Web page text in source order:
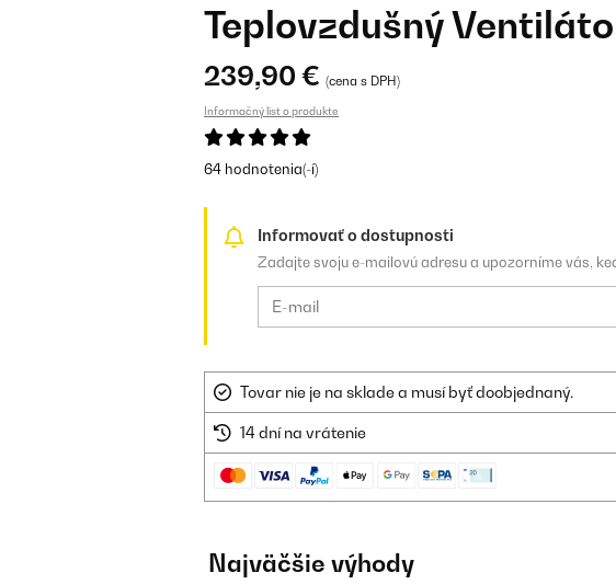
Teplovzdušný
239,90 € (cena s DPH)
Informačný list o produkte
64 hodnotenia(-í)
Informovať o dostupnosti
Zadajte svoju e-mailovú adresu a upozorníme vás,
Tovar nie je na sklade a musí byť doobjednaný.
14 dní na vrátenie
Najväčšie výhody